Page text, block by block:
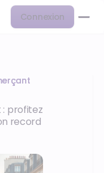
Connexion
: profitez
record